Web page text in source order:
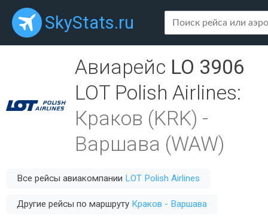
SkyStats.ru
Авиарейс LO 3906
LOT Polish Airlines:
Краков (KRK) -
Варшава (WAW)
Все рейсы авиакомпании LOT Polish Airlines
Другие рейсы по маршруту Краков - Варшава